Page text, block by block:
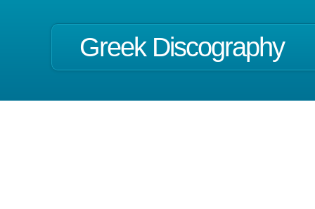
Greek Discography